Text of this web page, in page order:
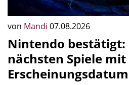
von Mandi 07.08.2026
Nintendo bestätigt:
nächsten Spiele mit
Erscheinungsdatum